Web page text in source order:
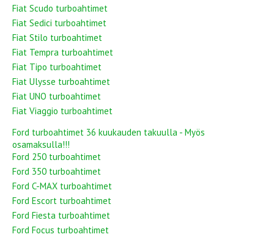
Fiat Scudo turboahtimet
Fiat Sedici turboahtimet
Fiat Stilo turboahtimet
Fiat Tempra turboahtimet
Fiat Tipo turboahtimet
Fiat Ulysse turboahtimet
Fiat UNO turboahtimet
Fiat Viaggio turboahtimet
Ford turboahtimet 36 kuukauden takuulla - Myös
osamaksulla!!!
Ford 250 turboahtimet
Ford 350 turboahtimet
Ford C-MAX turboahtimet
Ford Escort turboahtimet
Ford Fiesta turboahtimet
Ford Focus turboahtimet